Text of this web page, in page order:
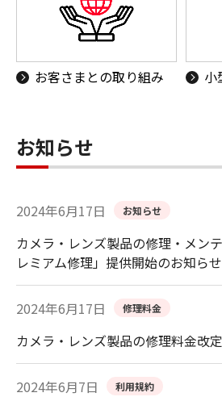
お客さまとの取り組み 小
お知らせ
2024年6月17日 お知らせ
カメラ・レンズ製品の修理・メン
レミアム修理」提供開始のお知らせ
2024年6月17日 修理料金
カメラ・レンズ製品の修理料金改
2024年6月7日 利用規約